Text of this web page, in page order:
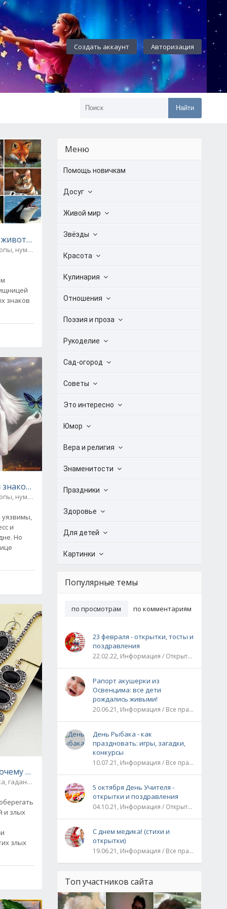
Создать аккаунт Авторизация
Найти
можно сравнить женщин разных знаков
нумерология
знаков
Зодиака
нумерология
уязвимы,
и
Но
серебро чернеет?
гадания
и злых
злых
Меню
Помощь новичкам
Досуг
Живой мир
Звёзды
Красота
Кулинария
Отношения
Поэзия и проза
Рукоделие
Сад-огород
Советы
Это интересно
Юмор
Вера и религия
Знаменитости
Праздники
Здоровье
Для детей
Картинки
Популярные темы
по просмотрам по комментариям
23 февраля - открытки, тосты и
поздравления
22.02.22, Информация / Открытки / Все праздники
Рапорт акушерки из
Освенцима: все дети
рождались живыми!
20.06.21, Информация / Все праздники / Рассказы и истории
День Рыбака - как
праздновать: игры, загадки,
конкурсы
10.07.21, Информация / Все праздники
5 октября День Учителя -
открытки и поздравления
04.10.21, Информация / Открытки / Все праздники
С днем медика! (стихи и
открытки)
19.06.21, Информация / Все праздники
Топ участников сайта